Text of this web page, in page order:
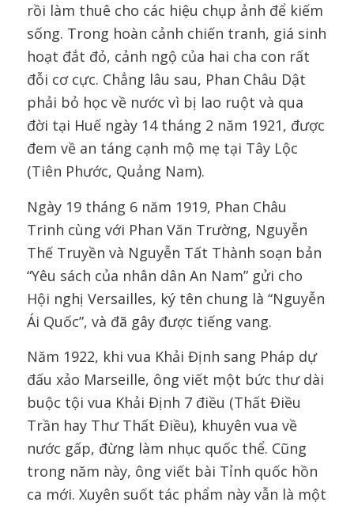
rồi làm thuê cho các hiệu chụp ảnh để kiếm
sống. Trong hoàn cảnh chiến tranh, giá sinh
hoạt đắt đỏ, cảnh ngộ của hai cha con rất
đỗi cơ cực. Chẳng lâu sau, Phan Châu Dật
phải bỏ học về nước vì bị lao ruột và qua
đời tại Huế ngày 14 tháng 2 năm 1921, được
đem về an táng cạnh mộ mẹ tại Tây Lộc
(Tiên Phước, Quảng Nam).
Ngày 19 tháng 6 năm 1919, Phan Châu
Trinh cùng với Phan Văn Trường, Nguyễn
Thế Truyền và Nguyễn Tất Thành soạn bản
“Yêu sách của nhân dân An Nam” gửi cho
Hội nghị Versailles, ký tên chung là “Nguyễn
Ái Quốc”, và đã gây được tiếng vang.
Năm 1922, khi vua Khải Định sang Pháp dự
đấu xảo Marseille, ông viết một bức thư dài
buộc tội vua Khải Định 7 điều (Thất Điều
Trần hay Thư Thất Điều), khuyên vua về
nước gấp, đừng làm nhục quốc thể. Cũng
trong năm này, ông viết bài Tỉnh quốc hồn
ca mới. Xuyên suốt tác phẩm này vẫn là một